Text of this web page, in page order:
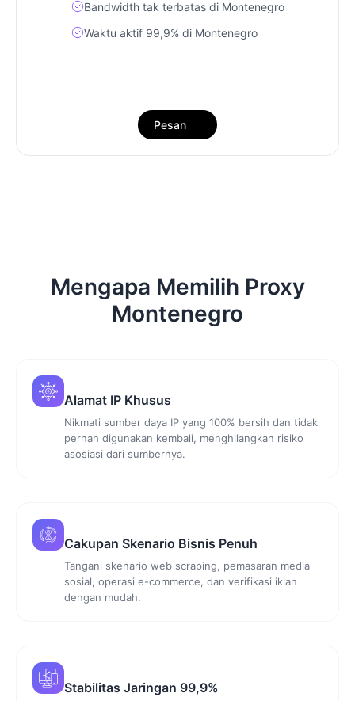
Bandwidth tak terbatas di Montenegro
Waktu aktif 99,9% di Montenegro
Pesan
Mengapa Memilih Proxy
Montenegro
Alamat IP Khusus
Nikmati sumber daya IP yang 100% bersih dan tidak
pernah digunakan kembali, menghilangkan risiko
asosiasi dari sumbernya.
Cakupan Skenario Bisnis Penuh
Tangani skenario web scraping, pemasaran media
sosial, operasi e-commerce, dan verifikasi iklan
dengan mudah.
Stabilitas Jaringan 99,9%